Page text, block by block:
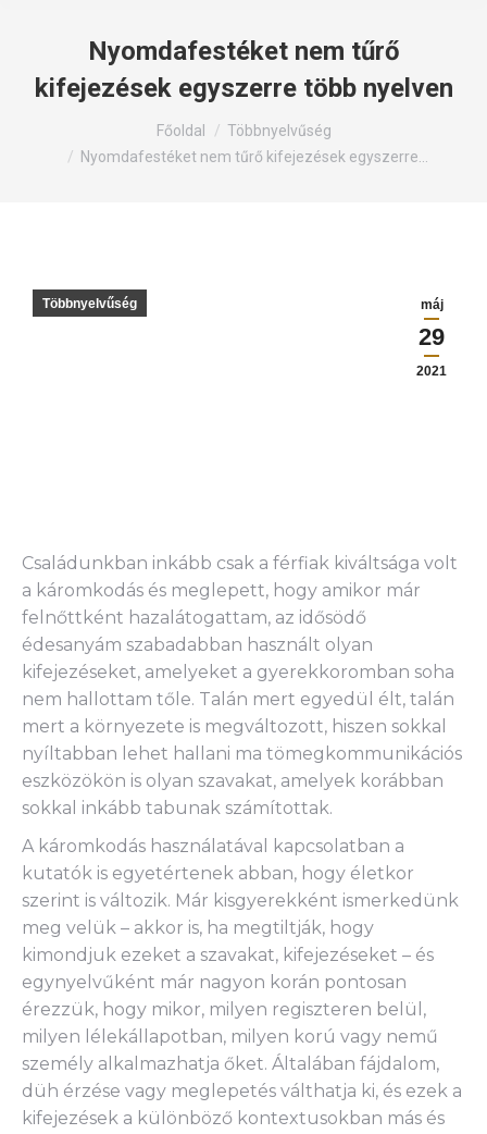
Nyomdafestéket nem tűrő
kifejezések egyszerre több nyelven
Főoldal
Többnyelvűség
Nyomdafestéket nem tűrő kifejezések egyszerre…
máj
29
2021
Többnyelvűség
Családunkban inkább csak a férfiak kiváltsága volt
a káromkodás és meglepett, hogy amikor már
felnőttként hazalátogattam, az idősödő
édesanyám szabadabban használt olyan
kifejezéseket, amelyeket a gyerekkoromban soha
nem hallottam tőle. Talán mert egyedül élt, talán
mert a környezete is megváltozott, hiszen sokkal
nyíltabban lehet hallani ma tömegkommunikációs
eszközökön is olyan szavakat, amelyek korábban
sokkal inkább tabunak számítottak.
A káromkodás használatával kapcsolatban a
kutatók is egyetértenek abban, hogy életkor
szerint is változik. Már kisgyerekként ismerkedünk
meg velük – akkor is, ha megtiltják, hogy
kimondjuk ezeket a szavakat, kifejezéseket – és
egynyelvűként már nagyon korán pontosan
érezzük, hogy mikor, milyen regiszteren belül,
milyen lélekállapotban, milyen korú vagy nemű
személy alkalmazhatja őket. Általában fájdalom,
düh érzése vagy meglepetés válthatja ki, és ezek a
kifejezések a különböző kontextusokban más és